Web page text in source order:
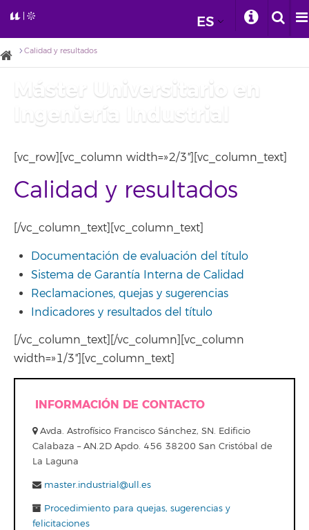
ES
Calidad y resultados
Máster Universitario en
Ingeniería Industrial
[vc_row][vc_column width=»2/3″][vc_column_text]
Calidad y resultados
[/vc_column_text][vc_column_text]
Documentación de evaluación del título
Sistema de Garantía Interna de Calidad
Reclamaciones, quejas y sugerencias
Indicadores y resultados del título
[/vc_column_text][/vc_column][vc_column
width=»1/3″][vc_column_text]
INFORMACIÓN DE CONTACTO
Avda. Astrofísico Francisco Sánchez, SN. Edificio
Calabaza – AN.2D Apdo. 456 38200 San Cristóbal de
La Laguna
master.industrial@ull.es
Procedimiento para quejas, sugerencias y
felicitaciones